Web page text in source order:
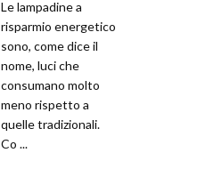
Le lampadine a
risparmio energetico
sono, come dice il
nome, luci che
consumano molto
meno rispetto a
quelle tradizionali.
Co ...